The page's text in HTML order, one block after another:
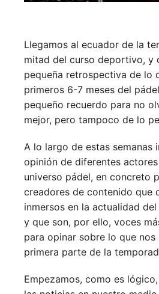
Llegamos al ecuador de la
mitad del curso deportivo, y
pequeña retrospectiva de lo
primeros 6-7 meses del
pequeño recuerdo para no
mejor, pero tampoco de lo
A lo largo de estas semanas
opinión de diferentes
universo pádel, en concreto
creadores de contenido que
inmersos en la actualidad
y que son, por ello, voces
para opinar sobre lo que nos
primera parte de la
Empezamos, como es